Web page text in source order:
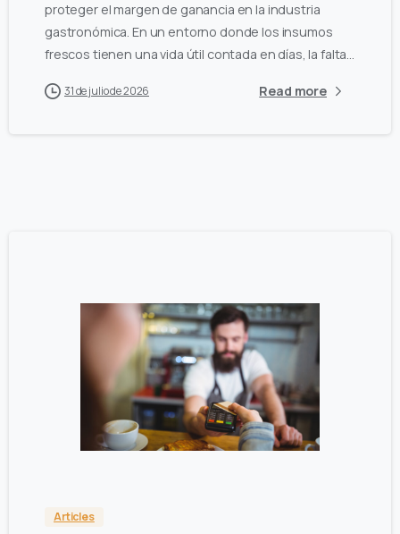
proteger el margen de ganancia en la industria
gastronómica. En un entorno donde los insumos
frescos tienen una vida útil contada en días, la falta...
31 de julio de 2026 Read more
0 0
Articles